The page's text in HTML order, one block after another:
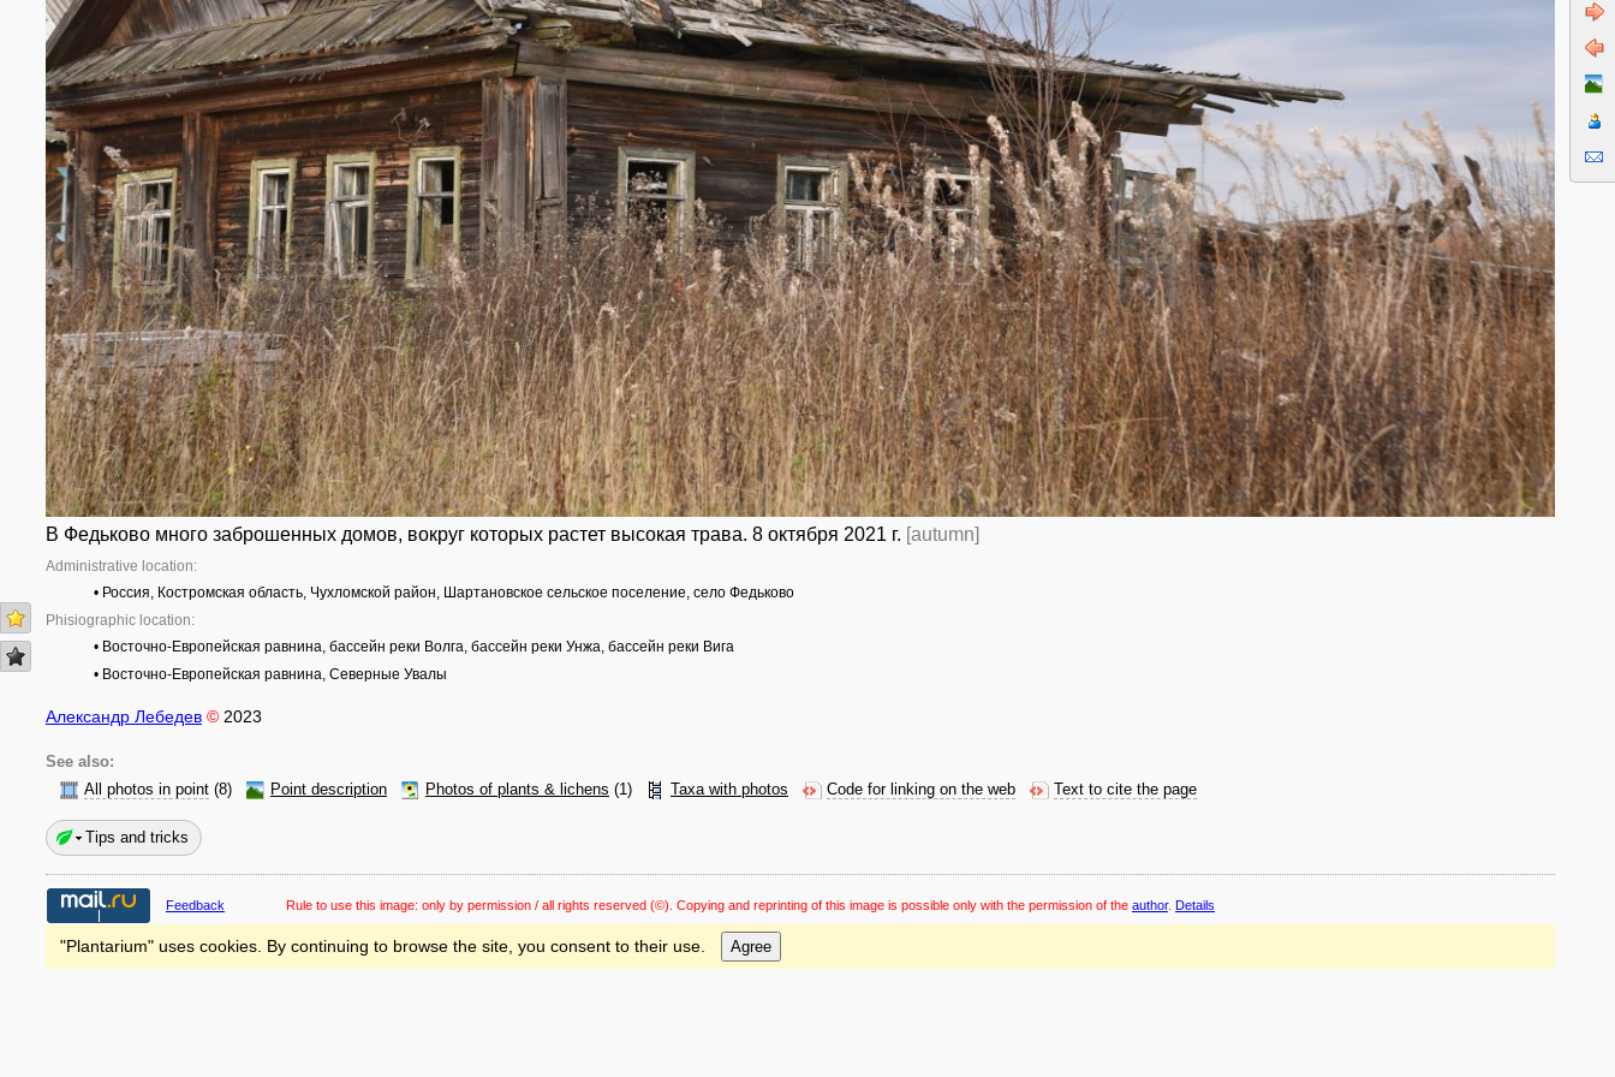
В Федьково много заброшенных домов, вокруг которых растет высокая трава. 8 октября 2021 г. [autumn]
Administrative location:
• Россия, Костромская область, Чухломской район, Шартановское сельское поселение, село Федьково
Phisiographic location:
• Восточно-Европейская равнина, бассейн реки Волга, бассейн реки Унжа, бассейн реки Вига
• Восточно-Европейская равнина, Северные Увалы
Александр Лебедев © 2023
See also:
All photos in point (8) Point description Photos of plants & lichens (1) Taxa with photos Code for linking on the web Text to cite the page
Tips and tricks
Feedback Rule to use this image: only by permission / all rights reserved (©). Copying and reprinting of this image is possible only with the permission of the author. Details
"Plantarium" uses cookies. By continuing to browse the site, you consent to their use. Agree